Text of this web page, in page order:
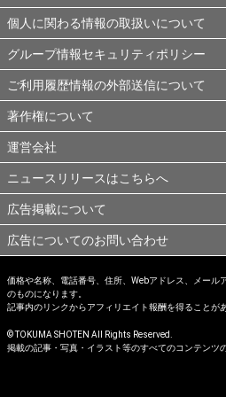
個人に関わる情報の取扱いについて
グループ情報セキュリティポリシー
ご利用履歴情報の外部送信について
著作権について
運営会社
ニュースリリースはこちらへ
広告掲載について
広告についてのお問い合わせ
価格や名称、電話番号、住所、Webアドレス、メール
のものになります。
記事内のリンクからアフィリエイト報酬を得ることが
© TOKUMA SHOTEN All Rights Reserved.
掲載の記事・写真・イラスト等のすべてのコンテンツ